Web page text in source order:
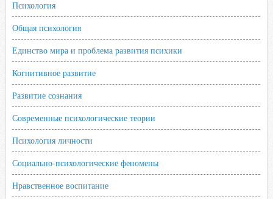
Психология
Общая психология
Единство мира и проблема развития психики
Когнитивное развитие
Развитие сознания
Современные психологические теории
Психология личности
Социально-психологические феномены
Нравственное воспитание